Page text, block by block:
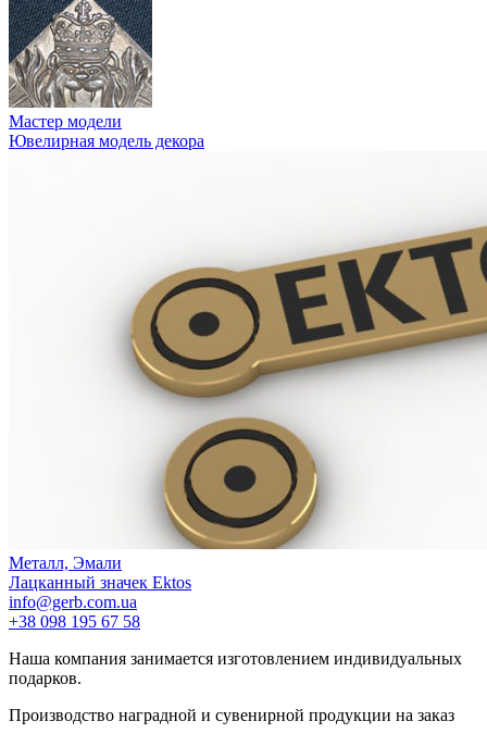
Мастер модели
Ювелирная модель декора
Металл, Эмали
Лацканный значек Ektos
info@gerb.com.ua
+38 098 195 67 58
Наша компания занимается изготовлением индивидуальных
подарков.
Производство наградной и сувенирной продукции на заказ